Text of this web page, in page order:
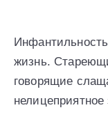
жизнь.
говорящие